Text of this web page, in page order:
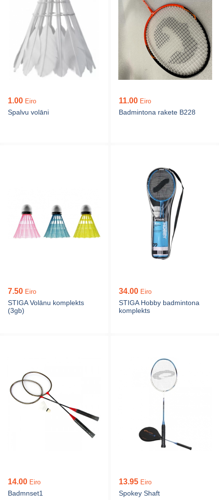
1.00 Eiro
Spalvu volāni
11.00 Eiro
Badmintona rakete B228
7.50 Eiro
STIGA Volānu komplekts
(3gb)
34.00 Eiro
STIGA Hobby badmintona
komplekts
14.00 Eiro
Badmnset1
13.95 Eiro
Spokey Shaft